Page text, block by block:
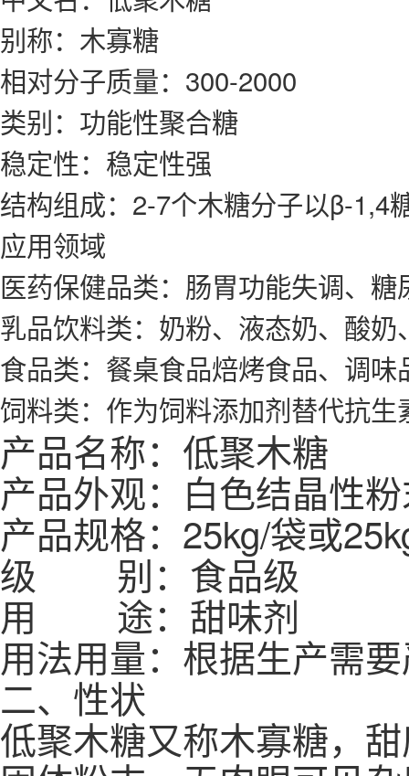
别称：木寡糖
相对分子质量：300-2000
类别：功能性聚合糖
稳定性：稳定性强
结构组成：2-7个木糖分子以β-1,4
应用领域
医药保健品类：肠胃功能失调、
乳品饮料类：奶粉、液态奶、酸
食品类：餐桌食品焙烤食品、调
饲料类：作为饲料添加剂替代抗生
产品名称：低聚木糖
产品外观：白色结晶性
产品规格：25kg/袋或
级 别：食品级
用 途：甜味剂
用法用量：根据生产需
二、性状
低聚木糖又称木寡糖，